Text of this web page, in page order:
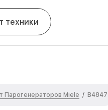
техники
Парогенераторов Miele / B4847